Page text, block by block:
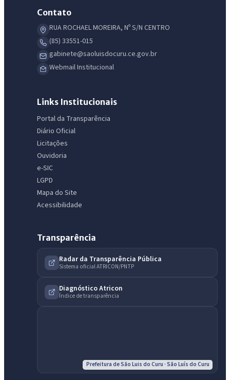
Contato
RUA ROCHAEL MOREIRA, Nº S/N CENTRO
(85) 33551-015
gabinete@saoluisdocuru.ce.gov.br
Webmail Institucional
Links Institucionais
Portal da Transparência
Diário Oficial
Licitações
Ouvidoria
e-SIC
LGPD
Mapa do Site
Acessibilidade
Transparência
Radar da Transparência Pública
Sistema oficial ATRICON/PNTP
Diagnóstico Atricon
Índice de transparência
Prefeitura de São Luis do Curu · São Luís do Curu
IntGest AI
licitações, estrutura ou transparência do município.